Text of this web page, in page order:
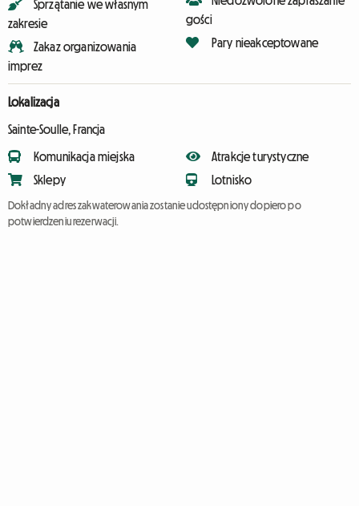
Sprzątanie we własnym
zakresie
Zakaz organizowania
imprez
gości
Pary nieakceptowane
Lokalizacja
Sainte-Soulle, Francja
Komunikacja miejska
Sklepy
Atrakcje turystyczne
Lotnisko
Dokładny adres zakwaterowania zostanie udostępniony dopiero po
potwierdzeniu rezerwacji.